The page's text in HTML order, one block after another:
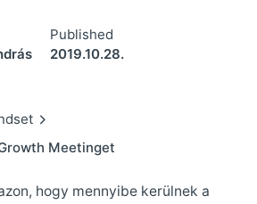
Published
2019.10.28.
Meetinget
hogy mennyibe kerülnek a